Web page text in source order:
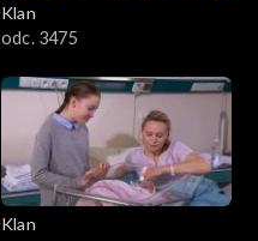
Klan
odc. 3475
Klan